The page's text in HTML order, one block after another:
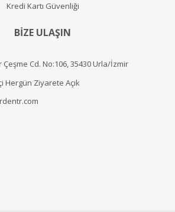
Kredi Kartı Güvenliği
BİZE ULAŞIN
Cd. No:106, 35430 Urla/İzmir
Hergün Ziyarete Açık